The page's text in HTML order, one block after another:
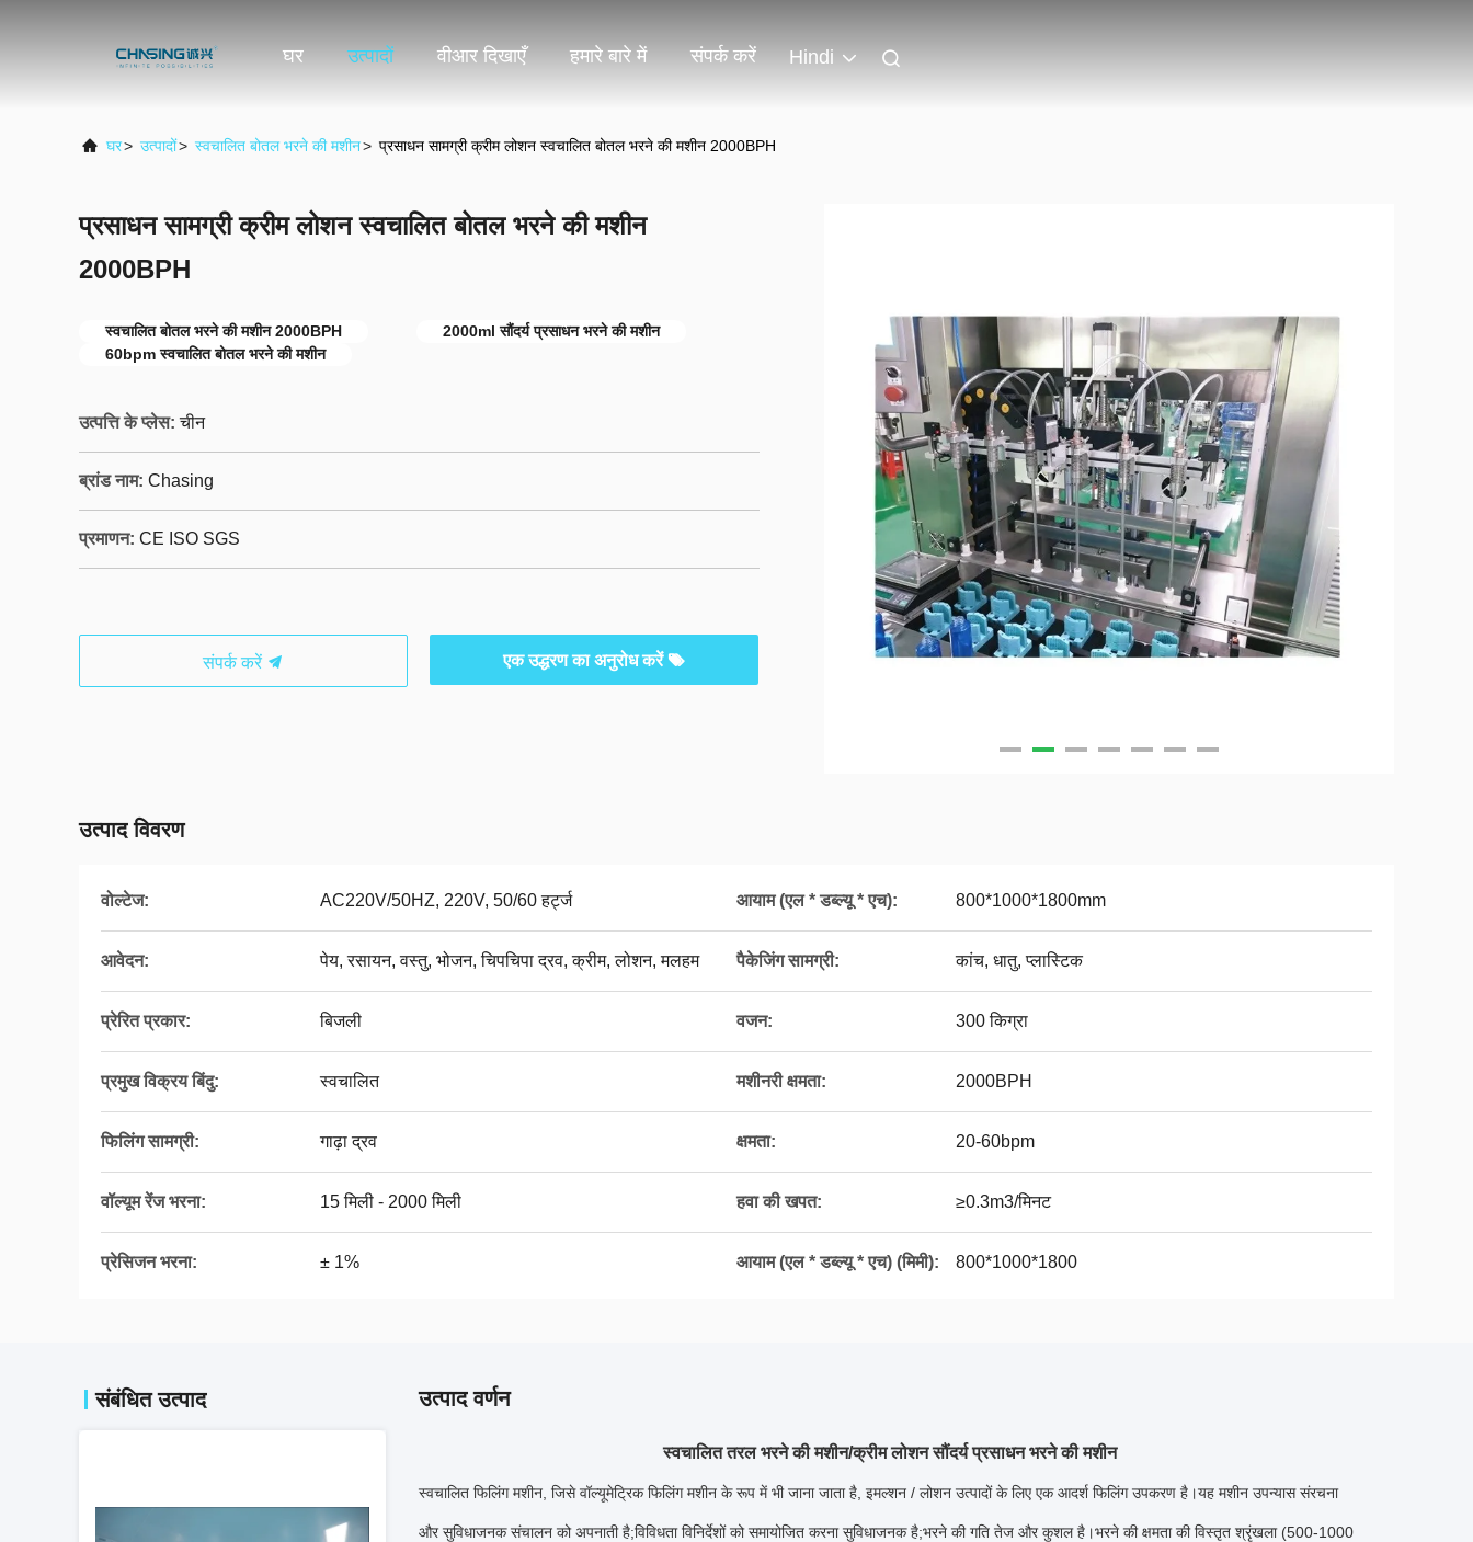
घर उत्पादों वीआर दिखाएँ हमारे बारे में संपर्क करें Hindi
घर> उत्पादों> स्वचालित बोतल भरने की मशीन> प्रसाधन सामग्री क्रीम लोशन स्वचालित बोतल भरने की मशीन 2000BPH
प्रसाधन सामग्री क्रीम लोशन स्वचालित बोतल भरने की मशीन
2000BPH
स्वचालित बोतल भरने की मशीन 2000BPH
2000ml सौंदर्य प्रसाधन भरने की मशीन
60bpm स्वचालित बोतल भरने की मशीन
उत्पत्ति के प्लेस: चीन
ब्रांड नाम: Chasing
प्रमाणन: CE ISO SGS
संपर्क करें एक उद्धरण का अनुरोध करें
उत्पाद विवरण
वोल्टेज: AC220V/50HZ, 220V, 50/60 हर्ट्ज आयाम (एल * डब्ल्यू * एच): 800*1000*1800mm
आवेदन: पेय, रसायन, वस्तु, भोजन, चिपचिपा द्रव, क्रीम, लोशन, मलहम पैकेजिंग सामग्री: कांच, धातु, प्लास्टिक
प्रेरित प्रकार: बिजली वजन: 300 किग्रा
प्रमुख विक्रय बिंदु: स्वचालित मशीनरी क्षमता: 2000BPH
फिलिंग सामग्री: गाढ़ा द्रव क्षमता: 20-60bpm
वॉल्यूम रेंज भरना: 15 मिली - 2000 मिली हवा की खपत: ≥0.3m3/मिनट
प्रेसिजन भरना: ± 1% आयाम (एल * डब्ल्यू * एच) (मिमी): 800*1000*1800
संबंधित उत्पाद उत्पाद वर्णन
स्वचालित तरल भरने की मशीन/क्रीम लोशन सौंदर्य प्रसाधन भरने की मशीन
स्वचालित फिलिंग मशीन, जिसे वॉल्यूमेट्रिक फिलिंग मशीन के रूप में भी जाना जाता है, इमल्शन / लोशन उत्पादों के लिए एक आदर्श फिलिंग उपकरण है।यह मशीन उपन्यास संरचना
और सुविधाजनक संचालन को अपनाती है;विविधता विनिर्देशों को समायोजित करना सुविधाजनक है;भरने की गति तेज और कुशल है।भरने की क्षमता की विस्तृत श्रृंखला (500-1000